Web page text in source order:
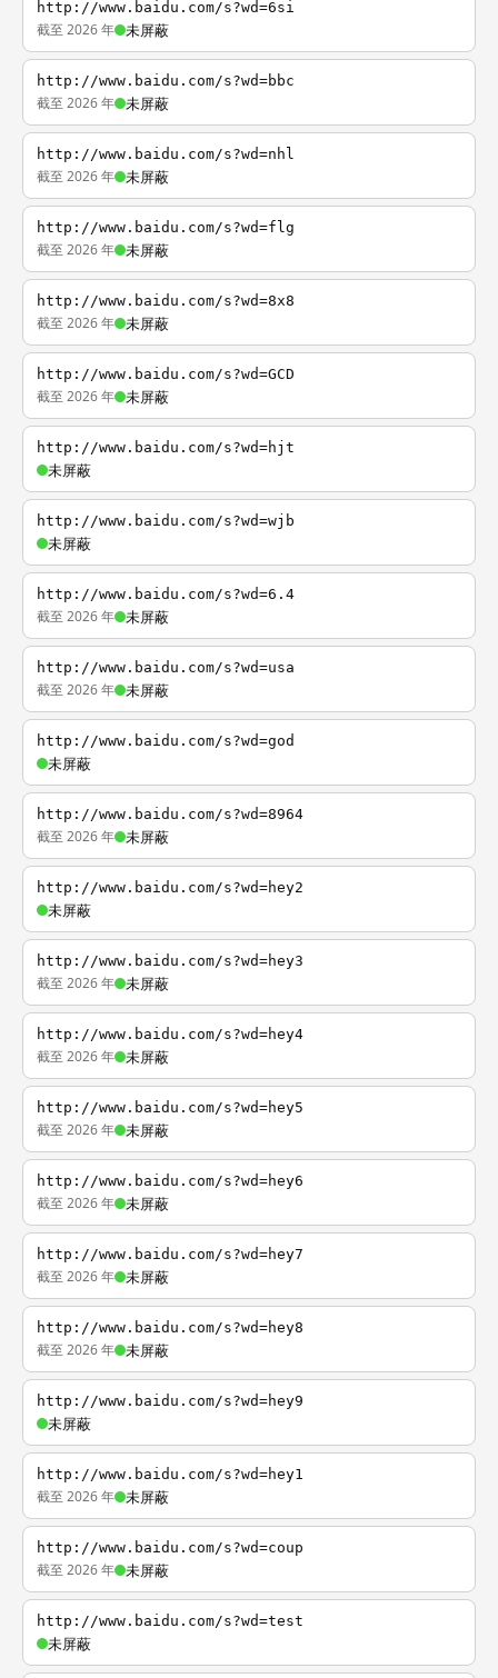
http://www.baidu.com/s?wd=6si
截至 2026 年 未屏蔽
http://www.baidu.com/s?wd=bbc
截至 2026 年 未屏蔽
http://www.baidu.com/s?wd=nhl
截至 2026 年 未屏蔽
http://www.baidu.com/s?wd=flg
截至 2026 年 未屏蔽
http://www.baidu.com/s?wd=8x8
截至 2026 年 未屏蔽
http://www.baidu.com/s?wd=GCD
截至 2026 年 未屏蔽
http://www.baidu.com/s?wd=hjt
未屏蔽
http://www.baidu.com/s?wd=wjb
未屏蔽
http://www.baidu.com/s?wd=6.4
截至 2026 年 未屏蔽
http://www.baidu.com/s?wd=usa
截至 2026 年 未屏蔽
http://www.baidu.com/s?wd=god
未屏蔽
http://www.baidu.com/s?wd=8964
截至 2026 年 未屏蔽
http://www.baidu.com/s?wd=hey2
未屏蔽
http://www.baidu.com/s?wd=hey3
截至 2026 年 未屏蔽
http://www.baidu.com/s?wd=hey4
截至 2026 年 未屏蔽
http://www.baidu.com/s?wd=hey5
截至 2026 年 未屏蔽
http://www.baidu.com/s?wd=hey6
截至 2026 年 未屏蔽
http://www.baidu.com/s?wd=hey7
截至 2026 年 未屏蔽
http://www.baidu.com/s?wd=hey8
截至 2026 年 未屏蔽
http://www.baidu.com/s?wd=hey9
未屏蔽
http://www.baidu.com/s?wd=hey1
截至 2026 年 未屏蔽
http://www.baidu.com/s?wd=coup
截至 2026 年 未屏蔽
http://www.baidu.com/s?wd=test
未屏蔽